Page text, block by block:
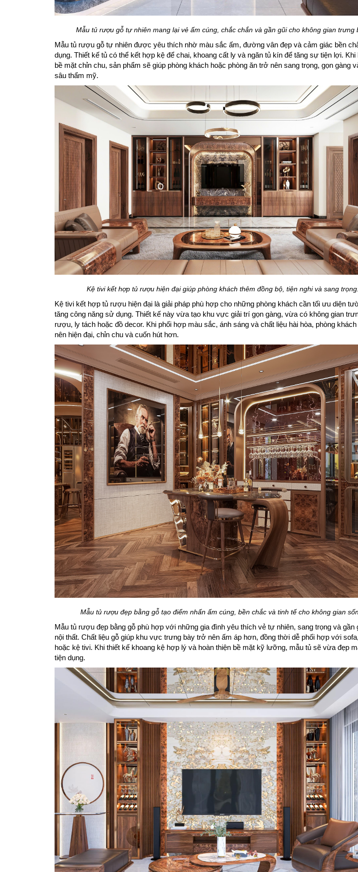
Mẫu tủ rượu gỗ tự nhiên mang lại vẻ ấm cúng, chắc chắn và gần gũi cho không gian trưng
Mẫu tủ rượu gỗ tự nhiên được yêu thích nhờ màu sắc ấm, đường vân đẹp và cảm giác bền
dụng. Thiết kế tủ có thể kết hợp kệ để chai, khoang cất ly và ngăn tủ kín để tăng sự tiện lợi. Khi
bề mặt chỉn chu, sản phẩm sẽ giúp phòng khách hoặc phòng ăn trở nên sang trọng, gọn gàng
sâu thẩm mỹ.
Kệ tivi kết hợp tủ rượu hiện đại giúp phòng khách thêm đồng bộ, tiện nghi và sang trọng.
Kệ tivi kết hợp tủ rượu hiện đại là giải pháp phù hợp cho những phòng khách cần tối ưu diện
tăng công năng sử dụng. Thiết kế này vừa tạo khu vực giải trí gọn gàng, vừa có không gian
rượu, ly tách hoặc đồ decor. Khi phối hợp màu sắc, ánh sáng và chất liệu hài hòa, phòng
nên hiện đại, chỉn chu và cuốn hút hơn.
Mẫu tủ rượu đẹp bằng gỗ tạo điểm nhấn ấm cúng, bền chắc và tinh tế cho không gian
Mẫu tủ rượu đẹp bằng gỗ phù hợp với những gia đình yêu thích vẻ tự nhiên, sang trọng và gần
nội thất. Chất liệu gỗ giúp khu vực trưng bày trở nên ấm áp hơn, đồng thời dễ phối hợp với
hoặc kệ tivi. Khi thiết kế khoang kệ hợp lý và hoàn thiện bề mặt kỹ lưỡng, mẫu tủ sẽ vừa đẹp
tiện dụng.